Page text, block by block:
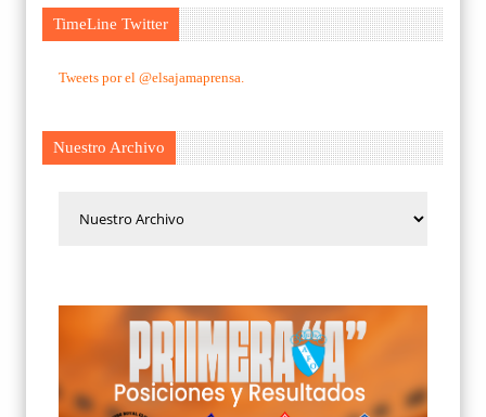
TimeLine Twitter
Tweets por el @elsajamaprensa.
Nuestro Archivo